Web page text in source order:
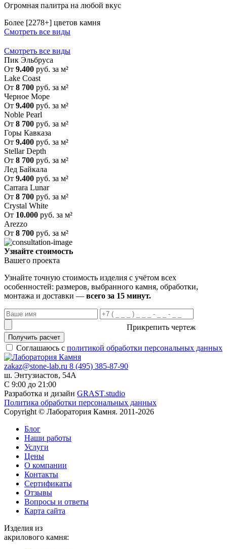
Огромная палитра на любой вкус
Более [2278+] цветов камня
Смотреть все виды
Смотреть все виды
Пик Эльбруса
От 9.400 руб. за м²
Lake Coast
От 8 700 руб. за м²
Черное Море
От 9.400 руб. за м²
Noble Pearl
От 8 700 руб. за м²
Горы Кавказа
От 9.400 руб. за м²
Stellar Depth
От 8 700 руб. за м²
Лед Байкала
От 9.400 руб. за м²
Carrara Lunar
От 8 700 руб. за м²
Crystal White
От 10.000 руб. за м²
Arezzo
От 8 700 руб. за м²
Узнайте стоимость
Вашего проекта
Узнайте точную стоимость изделия с учётом всех
особенностей: размеров, выбранного камня, обработки,
монтажа и доставки — всего за 15 минут.
Прикрепить чертеж
Получить расчет
Соглашаюсь с политикой обработки персональных данных
zakaz@stone-lab.ru 8 (495) 385-87-90
ш. Энтузиастов, 54А
С 9:00 до 21:00
Разработка и дизайн GRAST.studio
Политика обработки персональных данных
Copyright © Лаборатория Камня. 2011-2026
Блог
Наши работы
Услуги
Цены
О компании
Контакты
Cертификаты
Отзывы
Вопросы и ответы
Карта сайта
Изделия из
акрилового камня: